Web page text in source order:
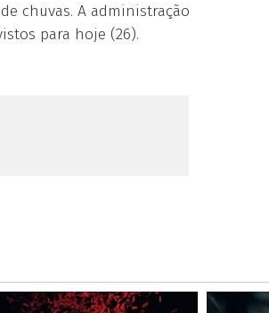
chuvas. A administração
para hoje (26).